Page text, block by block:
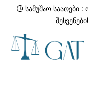
content
სამუშაო საათები :